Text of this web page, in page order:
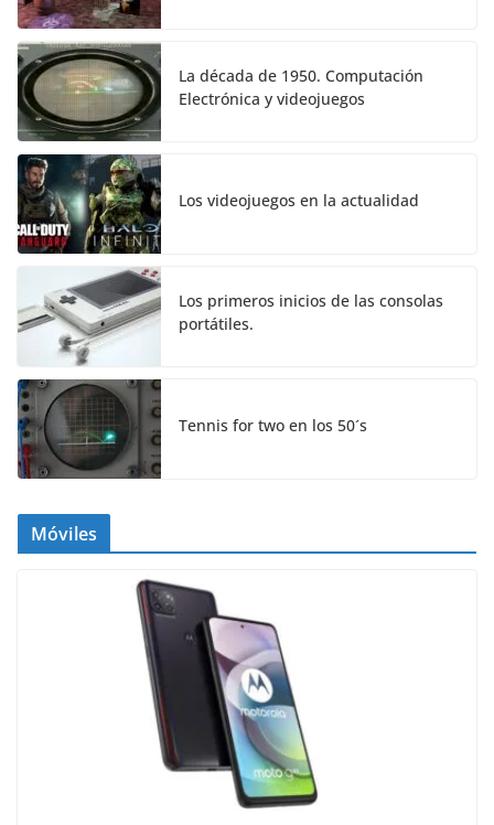
La década de 1950. Computación
Electrónica y videojuegos
Los videojuegos en la actualidad
Los primeros inicios de las consolas
portátiles.
Tennis for two en los 50´s
Móviles